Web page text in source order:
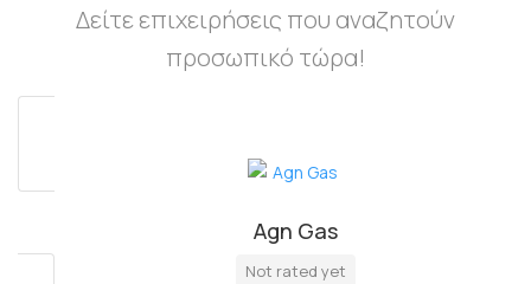
Πλήρη Απασχόληση
Δείτε επιχειρήσεις που αναζητούν
προσωπικό τώρα!
Agn Gas
Not rated yet